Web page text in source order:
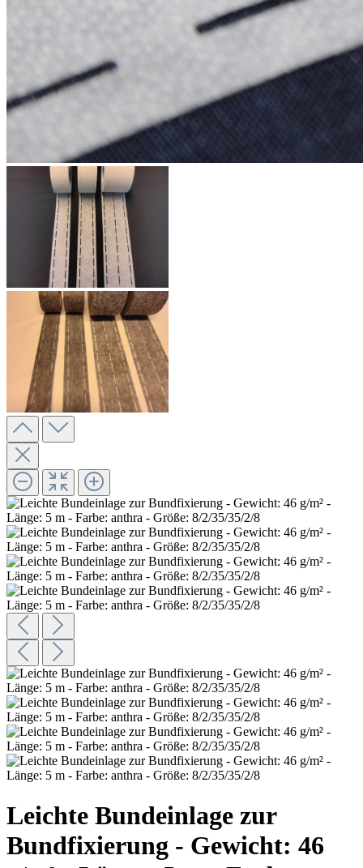
Leichte Bundeinlage zur
Bundfixierung - Gewicht: 46